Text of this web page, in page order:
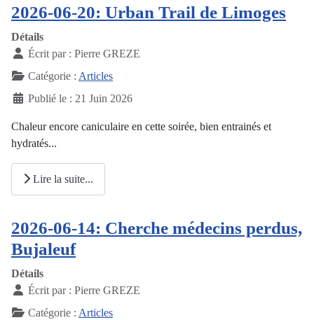
2026-06-20: Urban Trail de Limoges
Détails
Écrit par : Pierre GREZE
Catégorie : Articles
Publié le : 21 Juin 2026
Chaleur encore caniculaire en cette soirée, bien entrainés et
hydratés...
Lire la suite...
2026-06-14: Cherche médecins perdus,
Bujaleuf
Détails
Écrit par : Pierre GREZE
Catégorie : Articles